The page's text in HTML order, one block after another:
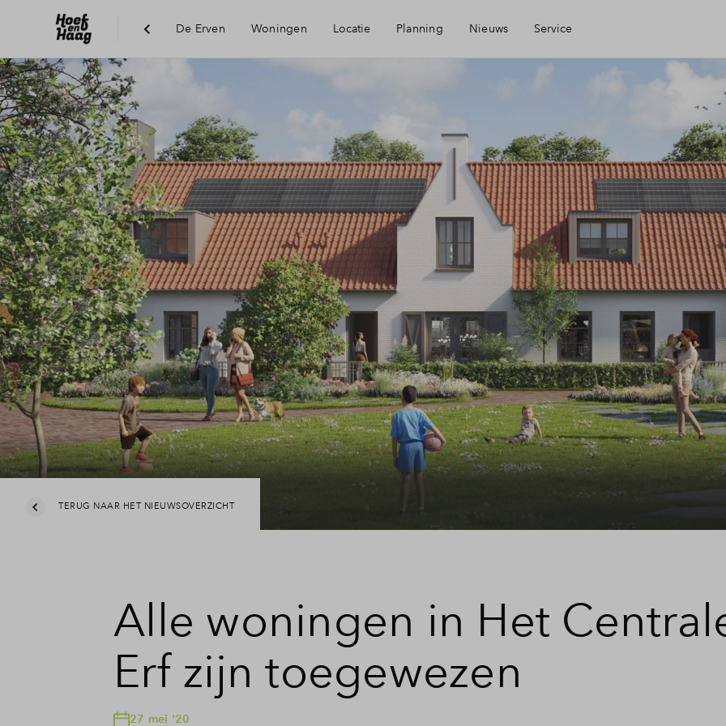
De Erven Woningen Locatie Planning Nieuws Service
Financiele check
Financiering
Toewijzing
Woning kopen
Veelgestelde vragen
Contact
TERUG NAAR HET NIEUWSOVERZICHT
Alle woningen in Het
Erf zijn toegewezen
27 mei '20